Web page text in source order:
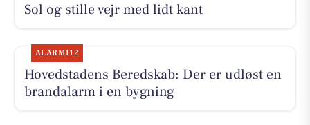
Sol og stille vejr med lidt kant
ALARM112
Hovedstadens Beredskab: Der er udløst en
brandalarm i en bygning